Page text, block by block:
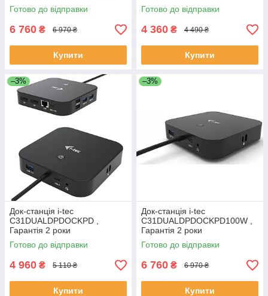
Готово до відправки
6 760 ₴ 6 970 ₴
Купити
Готово до відправки
4 360 ₴ 4 490 ₴
Купити
–3%
Док-станція i-tec
C31DUALDPDOCKPD ,
Гарантія 2 роки
Готово до відправки
4 960 ₴ 5 110 ₴
Купити
–3%
Док-станція i-tec
C31DUALDPDOCKPD100W ,
Гарантія 2 роки
Готово до відправки
6 760 ₴ 6 970 ₴
Купити